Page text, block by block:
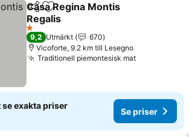
Dela Lägg till i Mina Favoriter
Casa Regina Montis
Regalis
1 Stjärnor
9,2 Utmärkt
670
Vicoforte, 9.2 km till Lesegno
Traditionell piemontesisk mat
exakta priser
Se priser